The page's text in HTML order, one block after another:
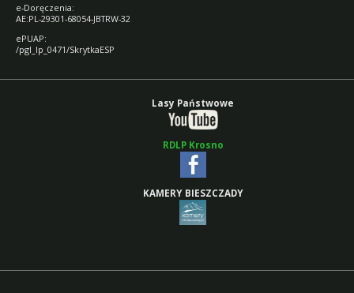
e-Doręczenia:
AE:PL-29301-68054-JBTRW-32
ePUAP:
/pgl_lp_0471/SkrytkaESP
Lasy Państwowe
RDLP Krosno
KAMERY BIESZCZADY